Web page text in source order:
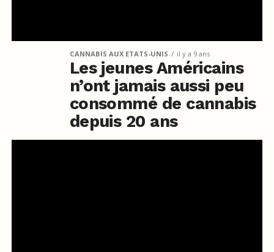
CANNABIS AUX ETATS-UNIS il y a 9 ans
Les jeunes Américains
n’ont jamais aussi peu
consommé de cannabis
depuis 20 ans